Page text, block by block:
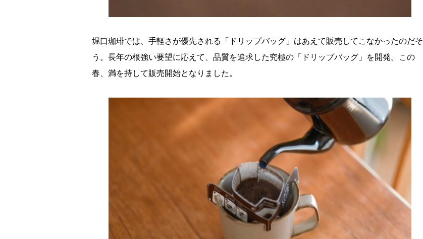
堀口珈琲では、手軽さが優先される「ドリップバッグ」はあえて販売してこなかったのだそ
う。長年の根強い要望に応えて、品質を追求した究極の「ドリップバッグ」を開発。この
春、満を持して販売開始となりました。